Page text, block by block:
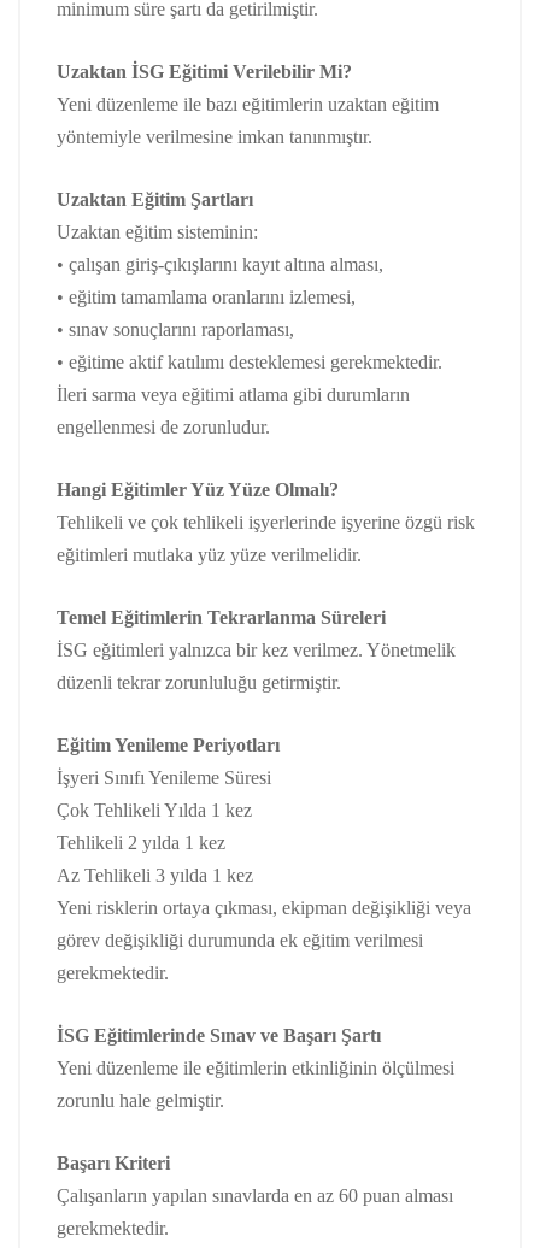
minimum süre şartı da getirilmiştir.
Uzaktan İSG Eğitimi Verilebilir Mi?
Yeni düzenleme ile bazı eğitimlerin uzaktan eğitim
yöntemiyle verilmesine imkan tanınmıştır.
Uzaktan Eğitim Şartları
Uzaktan eğitim sisteminin:
• çalışan giriş-çıkışlarını kayıt altına alması,
• eğitim tamamlama oranlarını izlemesi,
• sınav sonuçlarını raporlaması,
• eğitime aktif katılımı desteklemesi gerekmektedir.
İleri sarma veya eğitimi atlama gibi durumların
engellenmesi de zorunludur.
Hangi Eğitimler Yüz Yüze Olmalı?
Tehlikeli ve çok tehlikeli işyerlerinde işyerine özgü risk
eğitimleri mutlaka yüz yüze verilmelidir.
Temel Eğitimlerin Tekrarlanma Süreleri
İSG eğitimleri yalnızca bir kez verilmez. Yönetmelik
düzenli tekrar zorunluluğu getirmiştir.
Eğitim Yenileme Periyotları
İşyeri Sınıfı Yenileme Süresi
Çok Tehlikeli Yılda 1 kez
Tehlikeli 2 yılda 1 kez
Az Tehlikeli 3 yılda 1 kez
Yeni risklerin ortaya çıkması, ekipman değişikliği veya
görev değişikliği durumunda ek eğitim verilmesi
gerekmektedir.
İSG Eğitimlerinde Sınav ve Başarı Şartı
Yeni düzenleme ile eğitimlerin etkinliğinin ölçülmesi
zorunlu hale gelmiştir.
Başarı Kriteri
Çalışanların yapılan sınavlarda en az 60 puan alması
gerekmektedir.